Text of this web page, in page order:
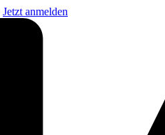
Jetzt anmelden